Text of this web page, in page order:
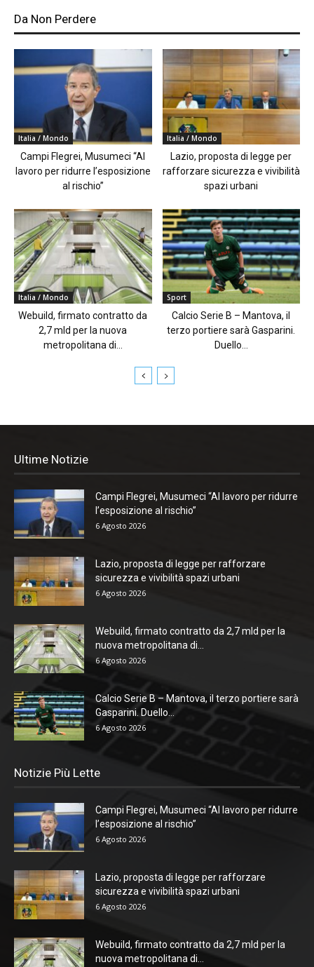
Da Non Perdere
Italia / Mondo
Campi Flegrei, Musumeci “Al
lavoro per ridurre l’esposizione
al rischio”
Italia / Mondo
Lazio, proposta di legge per
rafforzare sicurezza e vivibilità
spazi urbani
Italia / Mondo
Webuild, firmato contratto da
2,7 mld per la nuova
metropolitana di...
Sport
Calcio Serie B – Mantova, il
terzo portiere sarà Gasparini.
Duello...
Ultime Notizie
Campi Flegrei, Musumeci “Al lavoro per ridurre
l’esposizione al rischio”
6 Agosto 2026
Lazio, proposta di legge per rafforzare
sicurezza e vivibilità spazi urbani
6 Agosto 2026
Webuild, firmato contratto da 2,7 mld per la
nuova metropolitana di...
6 Agosto 2026
Calcio Serie B – Mantova, il terzo portiere sarà
Gasparini. Duello...
6 Agosto 2026
Notizie Più Lette
Campi Flegrei, Musumeci “Al lavoro per ridurre
l’esposizione al rischio”
6 Agosto 2026
Lazio, proposta di legge per rafforzare
sicurezza e vivibilità spazi urbani
6 Agosto 2026
Webuild, firmato contratto da 2,7 mld per la
nuova metropolitana di...